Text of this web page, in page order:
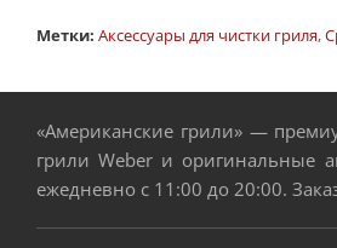
Метки: Аксессуары для чистки гриля,
«Американские грили» —
грили Weber и оригинальные
ежедневно с 11:00 до 20:00.